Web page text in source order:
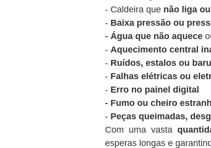
- Caldeira que não liga
- Baixa pressão ou
- Água que não aquece
- Aquecimento central
- Ruídos, estalos ou
- Falhas elétricas ou
- Erro no painel digital
- Fumo ou cheiro
- Peças queimadas,
Com uma vasta
esperas longas e